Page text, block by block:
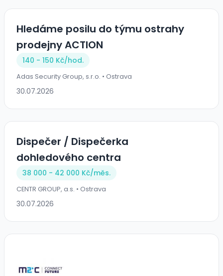
Hledáme posilu do týmu ostrahy
prodejny ACTION
140 - 150 Kč/hod.
Adas Security Group, s.r.o. • Ostrava
30.07.2026
Dispečer / Dispečerka
dohledového centra
38 000 - 42 000 Kč/měs.
CENTR GROUP, a.s. • Ostrava
30.07.2026